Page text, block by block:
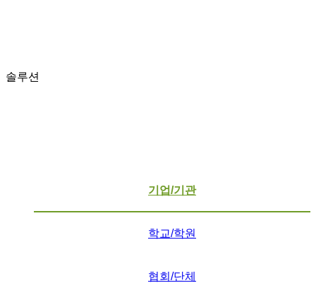
솔루션
기업/기관
학교/학원
협회/단체